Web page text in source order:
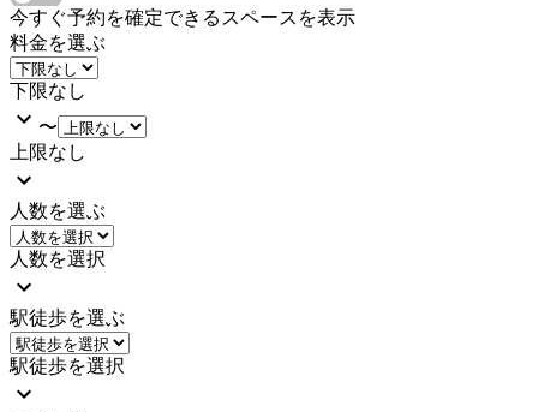
今すぐ予約を確定できるスペースを表示
料金を選ぶ
下限なし
〜
上限なし
人数を選ぶ
人数を選択
駅徒歩を選ぶ
駅徒歩を選択